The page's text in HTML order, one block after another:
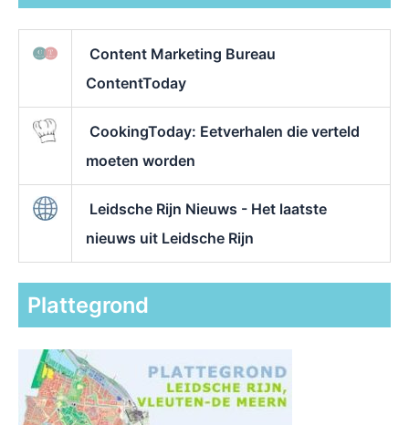
Content Marketing Bureau
ContentToday
CookingToday: Eetverhalen die verteld
moeten worden
Leidsche Rijn Nieuws - Het laatste
nieuws uit Leidsche Rijn
Plattegrond